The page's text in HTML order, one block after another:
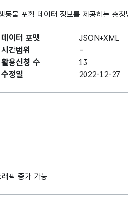
물 포획 데이터 정보를 제공하는 충
데이터 포맷 JSON+XML
시간범위 -
활용신청 수 13
수정일 2022-12-27
픽 증가 가능